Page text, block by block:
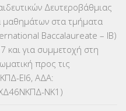
Δευτεροβάθμιας
μαθημάτων στα τμήματα
Baccalaureate – IB)
και για συμμετοχή στη
προς τις
ΕΙ6, ΑΔΑ:
ΝΚ1)